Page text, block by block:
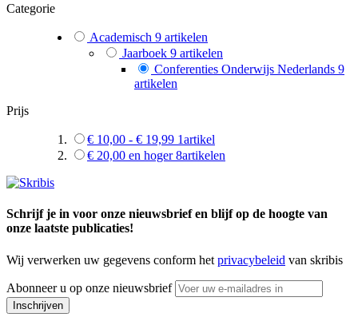
Categorie
Academisch 9 artikelen
Jaarboek 9 artikelen
Conferenties Onderwijs Nederlands 9
artikelen
Prijs
€ 10,00 - € 19,99 1artikel
€ 20,00 en hoger 8artikelen
Schrijf je in voor onze nieuwsbrief en blijf op de hoogte van
onze laatste publicaties!
Wij verwerken uw gegevens conform het privacybeleid van skribis
Abonneer u op onze nieuwsbrief
Inschrijven